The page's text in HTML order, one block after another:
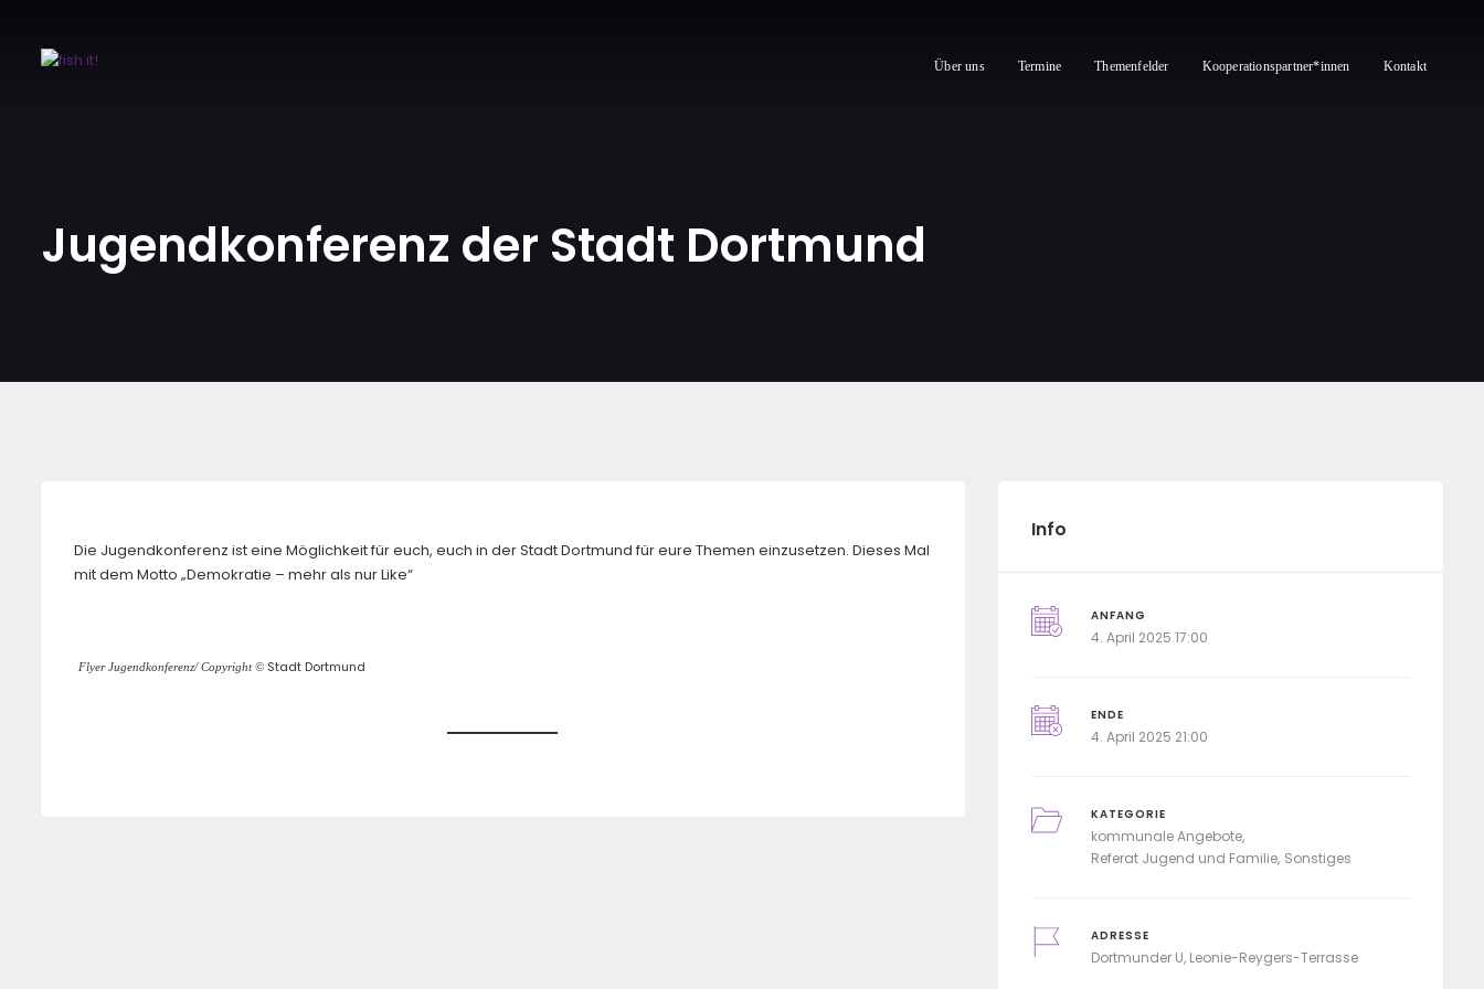
Über uns Termine Themenfelder Kooperationspartner*innen Kontakt
Jugendkonferenz der Stadt Dortmund
Die Jugendkonferenz ist eine Möglichkeit für euch, euch in der Stadt Dortmund für eure Themen einzusetzen. Dieses Mal
mit dem Motto „Demokratie – mehr als nur Like“
Flyer Jugendkonferenz/ Copyright © Stadt Dortmund
Info
ANFANG
4. April 2025 17:00
ENDE
4. April 2025 21:00
KATEGORIE
kommunale Angebote
Referat Jugend und Familie Sonstiges
ADRESSE
Dortmunder U, Leonie-Reygers-Terrasse